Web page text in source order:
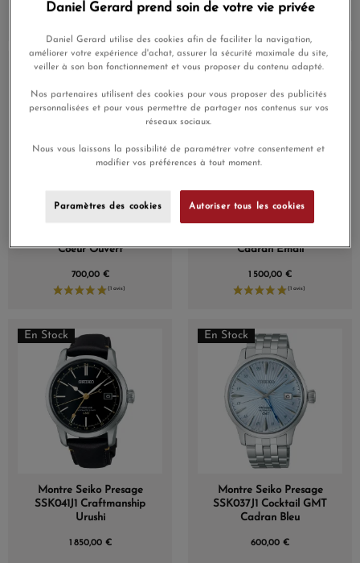
990,00 € 419,00 €
En Stock
Coeur Ouvert
700,00 €
En Stock
Montre Seiko Presage
Cadran Email
1 500,00 €
En Stock
Montre Seiko Presage
SSK041J1 Craftmanship
Urushi
1 850,00 €
En Stock
Montre Seiko Presage
SSK037J1 Cocktail GMT
Cadran Bleu
600,00 €
Daniel Gerard prend soin de votre vie privée
Daniel Gerard utilise des cookies afin de faciliter la navigation,
améliorer votre expérience d'achat, assurer la sécurité maximale du site,
veiller à son bon fonctionnement et vous proposer du contenu adapté.
Nos partenaires utilisent des cookies pour vous proposer des publicités
personnalisées et pour vous permettre de partager nos contenus sur vos
réseaux sociaux.
Nous vous laissons la possibilité de paramétrer votre consentement et
modifier vos préférences à tout moment.
Paramètres des cookies Autoriser tous les cookies